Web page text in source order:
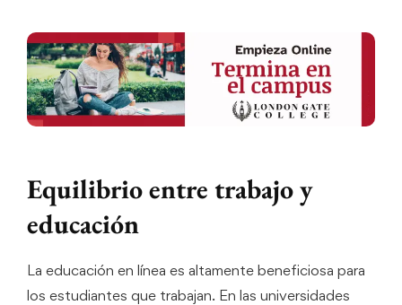
Equilibrio entre trabajo y
educación
La educación en línea es altamente beneficiosa para
los estudiantes que trabajan. En las universidades